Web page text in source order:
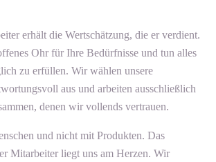
erhält die Wertschätzung, die er verdient.
Ohr für Ihre Bedürfnisse und tun alles
zu erfüllen. Wir wählen unsere
aus und arbeiten ausschließlich
denen wir vollends vertrauen.
und nicht mit Produkten. Das
Mitarbeiter liegt uns am Herzen. Wir